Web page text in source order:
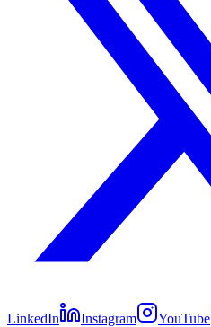
LinkedIn Instagram YouTube